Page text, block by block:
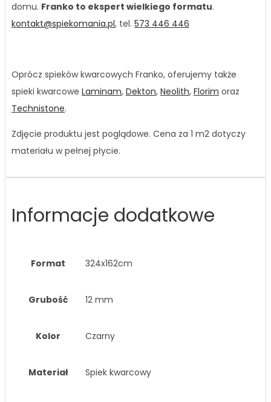
domu. Franko to ekspert wielkiego formatu.
kontakt@spiekomania.pl, tel. 573 446 446
Oprócz spieków kwarcowych Franko, oferujemy także
spieki kwarcowe Laminam, Dekton, Neolith, Florim oraz
Technistone.
Zdjęcie produktu jest poglądowe. Cena za 1 m2 dotyczy
materiału w pełnej płycie.
Informacje dodatkowe
Format 324x162cm
Grubość 12 mm
Kolor Czarny
Materiał Spiek kwarcowy